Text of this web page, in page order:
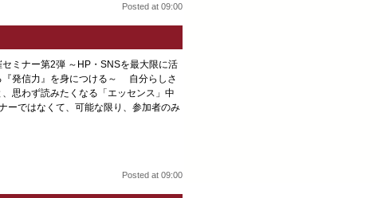
Posted at 09:00
ミナー第2弾 ～HP・SNSを最大限に活
『発信力』を身につける～ 自分らしさ
思わず読みたくなる「エッセンス」中
ーではなくて、可能な限り、参加者のみ
Posted at 09:00